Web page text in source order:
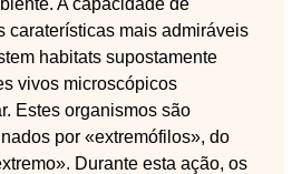
caraterísticas mais admiráveis
habitats supostamente
vivos microscópicos
Estes organismos são
por «extremófilos», do
Durante esta ação, os